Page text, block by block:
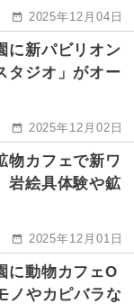
2025年12月04日
に新パビリオン
タジオ」がオー
2025年12月02日
物カフェで新ワ
絵具体験や鉱
2025年12月01日
に動物カフェO
やカピバラな